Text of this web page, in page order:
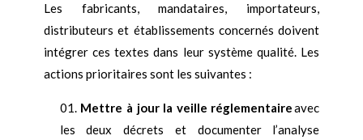
Les fabricants, mandataires, importateurs,
distributeurs et établissements concernés doivent
intégrer ces textes dans leur système qualité. Les
actions prioritaires sont les suivantes :
Mettre à jour la veille réglementaireavec
les deux décrets et documenter l’analyse